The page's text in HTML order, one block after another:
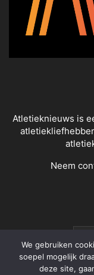
Atletieknieuws is
Neem
We gebruiken
soepel mogelijk
deze site,